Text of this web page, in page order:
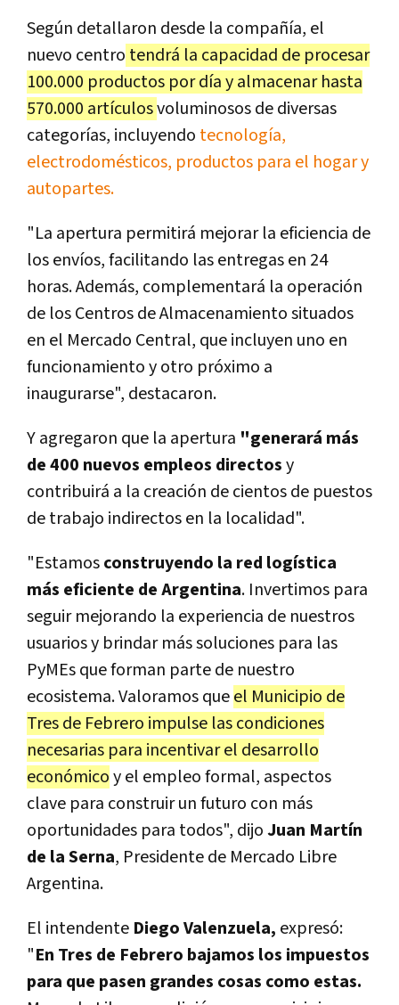
Según detallaron desde la compañía, el
nuevo centro tendrá la capacidad de procesar
100.000 productos por día y almacenar hasta
570.000 artículosvoluminosos de diversas
categorías, incluyendo tecnología,
electrodomésticos, productos para el hogar y
autopartes.
"La apertura permitirá mejorar la eficiencia de
los envíos, facilitando las entregas en 24
horas. Además, complementará la operación
de los Centros de Almacenamiento situados
en el Mercado Central, que incluyen uno en
funcionamiento y otro próximo a
inaugurarse", destacaron.
Y agregaron que la apertura "generará más
de 400 nuevos empleos directosy
contribuirá a la creación de cientos de puestos
de trabajo indirectos en la localidad".
"Estamosconstruyendo la red logística
más eficiente de Argentina. Invertimos para
seguir mejorando la experiencia de nuestros
usuarios y brindar más soluciones para las
PyMEs que forman parte de nuestro
ecosistema. Valoramos queel Municipio de
Tres de Febrero impulse las condiciones
necesarias para incentivar el desarrollo
económicoy el empleo formal, aspectos
clave para construir un futuro con más
oportunidades para todos", dijoJuan Martín
de la Serna, Presidente de Mercado Libre
Argentina.
El intendente Diego Valenzuela, expresó:
"En Tres de Febrero bajamos los impuestos
para que pasen grandes cosas como estas.